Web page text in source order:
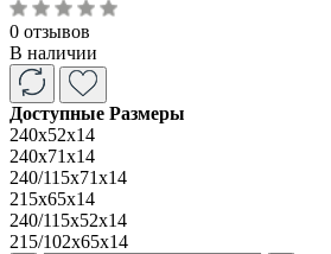
0 отзывов
В наличии
Доступные Размеры
240x52x14
240x71x14
240/115x71x14
215x65x14
240/115x52x14
215/102x65x14